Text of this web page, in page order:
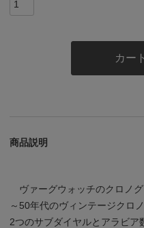
カー
商品説明
ヴァーグウォッチのクロノグ
～50年代のヴィンテージクロ
2つのサブダイヤルとアラビア